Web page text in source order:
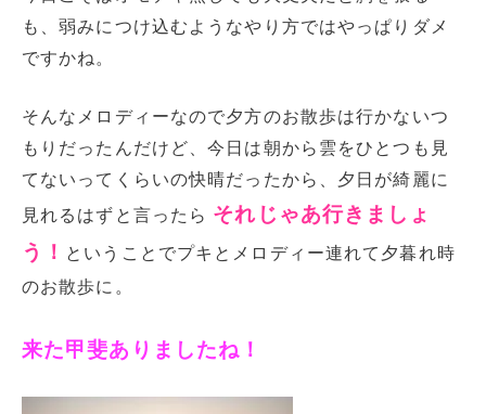
も、弱みにつけ込むようなやり方ではやっぱりダメ
ですかね。
そんなメロディーなので夕方のお散歩は行かないつ
もりだったんだけど、今日は朝から雲をひとつも見
てないってくらいの快晴だったから、夕日が綺麗に
見れるはずと言ったら それじゃあ行きましょ
う！ ということでプキとメロディー連れて夕暮れ時
のお散歩に。
来た甲斐ありましたね！